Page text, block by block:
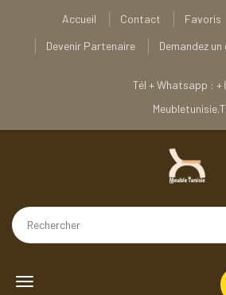
Accueil Contact Favoris
Devenir Partenaire
Demandez un
Tél + Whatsapp : +
Toggle